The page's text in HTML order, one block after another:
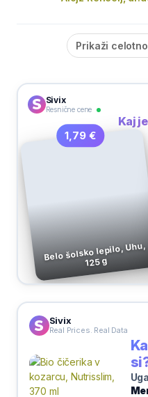
Prikaži
Sivix
Resnične cene
Kaj
1,79 €
Belo šolsko lepilo, Uhu,
125 g
Sivix
Real Prices. Real Data